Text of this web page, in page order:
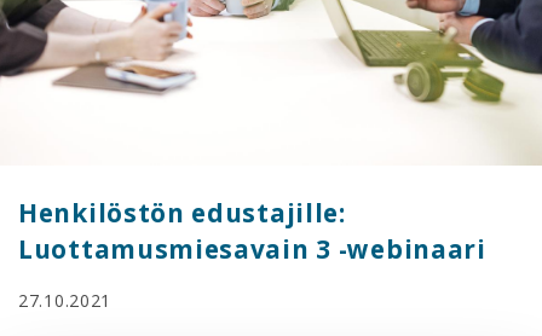
Henkilöstön edustajille:
Luottamusmiesavain 3 -webinaari
27.10.2021